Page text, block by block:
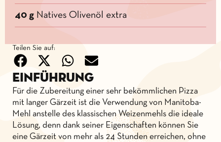
40 g Natives Olivenöl extra
Teilen Sie auf:
Einführung
Für die Zubereitung einer sehr bekömmlichen Pizza
mit langer Gärzeit ist die Verwendung von Manitoba-
Mehl anstelle des klassischen Weizenmehls die ideale
Lösung, denn dank seiner Eigenschaften können Sie
eine Gärzeit von mehr als 24 Stunden erreichen, ohne